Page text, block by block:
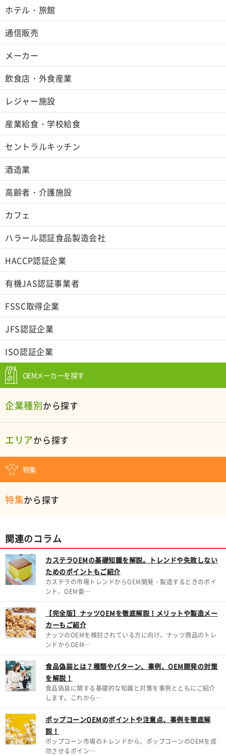
ホテル・旅館
通信販売
メーカー
飲食店・外食産業
レジャー施設
産業給食・学校給食
セントラルキッチン
酒造業
高齢者・介護施設
カフェ
ハラール認証食品製造会社
HACCP認証企業
有機JAS認証事業者
FSSC取得企業
JFS認証企業
ISO認証企業
OEMメーカーを探す
企業種別から探す
エリアから探す
特集
特集から探す
関連のコラム
カステラOEMの基礎知識を解説。トレンドや失敗しない
ためのポイントもご紹介
カステラの市場トレンドからOEM開発・製造するときのポイ
ント、OEM委…
【完全版】ナッツOEMを徹底解説！メリットや製造メー
カーもご紹介
ナッツのOEMを検討されている方に向け、ナッツ商品のトレ
ンドからOEM…
食品偽装とは？種類やパターン、事例、OEM開発の対策
を解説！
食品偽装に関する基礎的な知識と対策を事例とともにご紹介
します。これから…
ポップコーンOEMのポイントや注意点、事例を徹底解
説！
ポップコーン市場のトレンドから、ポップコーンのOEMを成
功させるポイン…